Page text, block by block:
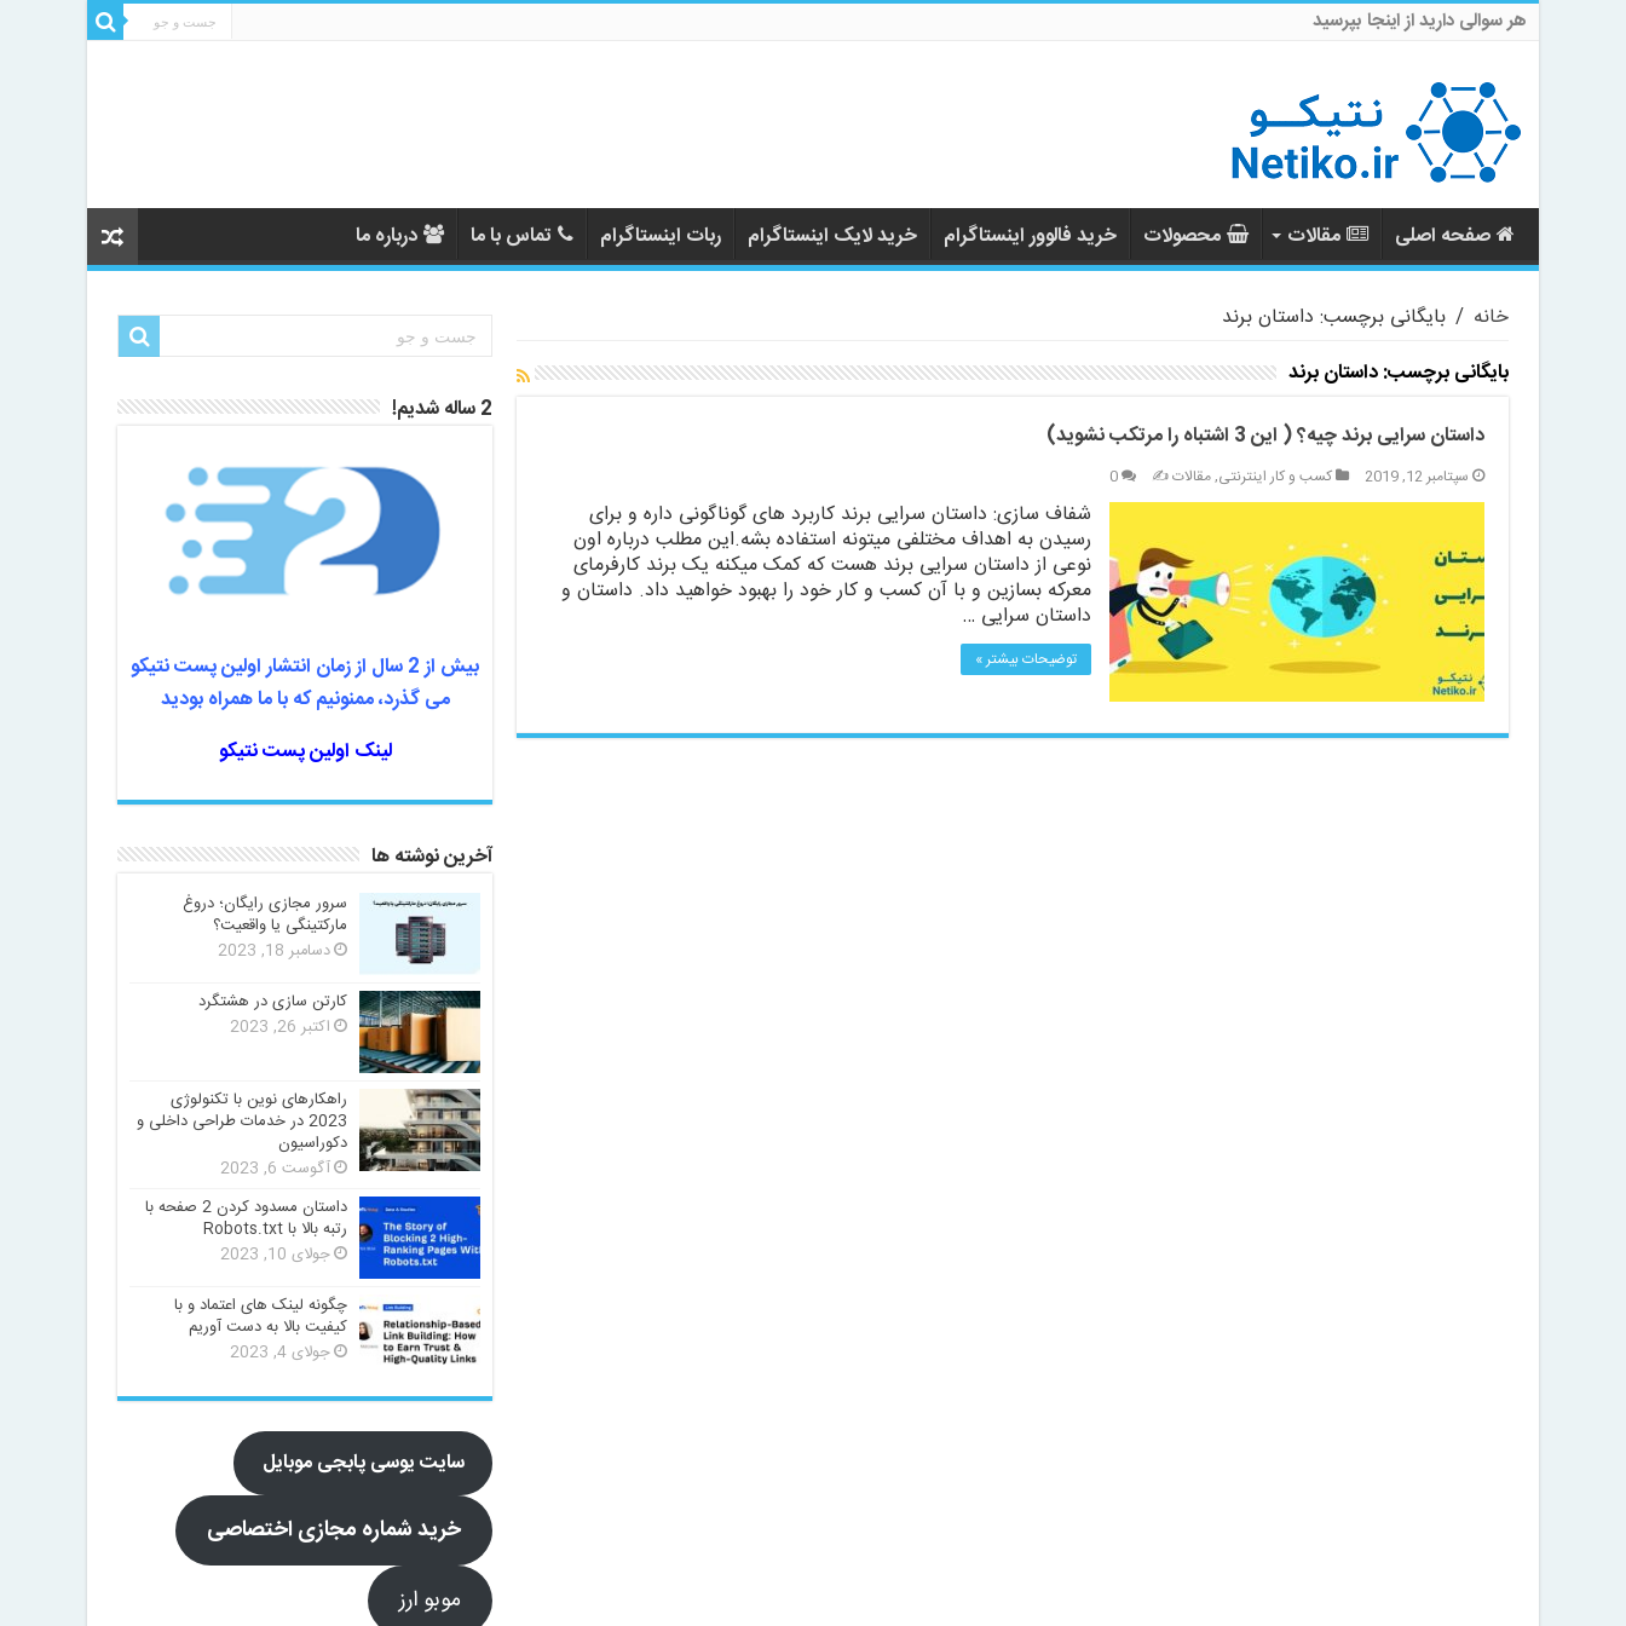
هر سوالی دارید از اینجا بپرسید
صفحه اصلی مقالات محصولات خرید فالوور اینستاگرام خرید لایک اینستاگرام ربات اینستاگرام تماس با ما درباره ما
خانه / بایگانی برچسب: داستان برند
بایگانی برچسب:داستان برند
داستان سرایی برند چیه؟ ( این 3 اشتباه را مرتکب نشوید)
سپتامبر 12, 2019 کسب و کار اینترنتی,مقالات ✍️ 0
شفاف سازی: داستان سرایی برند کاربرد های گوناگونی داره و برای
رسیدن به اهداف مختلفی میتونه استفاده بشه.این مطلب درباره اون
نوعی از داستان سرایی برند هست که کمک میکنه یک برند کارفرمای
معرکه بسازین و با آن کسب و کار خود را بهبود خواهید داد. داستان و
داستان سرایی …
توضیحات بیشتر »
2 ساله شدیم!
بیش از 2 سال از زمان انتشار اولین پست نتیکو
می گذرد، ممنونیم که با ما همراه بودید
لینک اولین پست نتیکو
آخرین نوشته ها
سرور مجازی رایگان؛ دروغ
مارکتینگی یا واقعیت؟
دسامبر 18, 2023
کارتن سازی در هشتگرد
اکتبر 26, 2023
راهکارهای نوین با تکنولوژی
2023 در خدمات طراحی داخلی و
دکوراسیون
آگوست 6, 2023
داستان مسدود کردن 2 صفحه با
رتبه بالا با Robots.txt
جولای 10, 2023
چگونه لینک های اعتماد و با
کیفیت بالا به دست آوریم
جولای 4, 2023
سایت یوسی پابجی موبایل
خرید شماره مجازی اختصاصی
موبو ارز